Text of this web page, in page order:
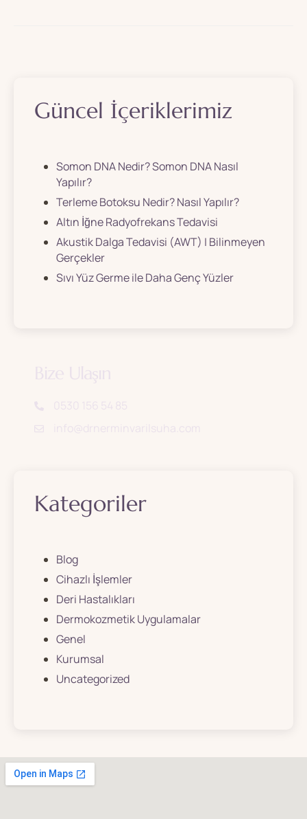
Güncel İçeriklerimiz
Somon DNA Nedir? Somon DNA Nasıl
Yapılır?
Terleme Botoksu Nedir? Nasıl Yapılır?
Altın İğne Radyofrekans Tedavisi
Akustik Dalga Tedavisi (AWT) | Bilinmeyen
Gerçekler
Sıvı Yüz Germe ile Daha Genç Yüzler
Kategoriler
Blog
Cihazlı İşlemler
Deri Hastalıkları
Dermokozmetik Uygulamalar
Genel
Kurumsal
Uncategorized